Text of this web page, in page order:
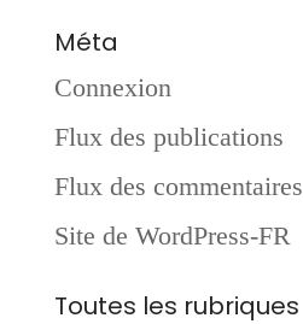
Méta
Connexion
Flux des publications
Flux des commentaires
Site de WordPress-FR
Toutes les rubriques